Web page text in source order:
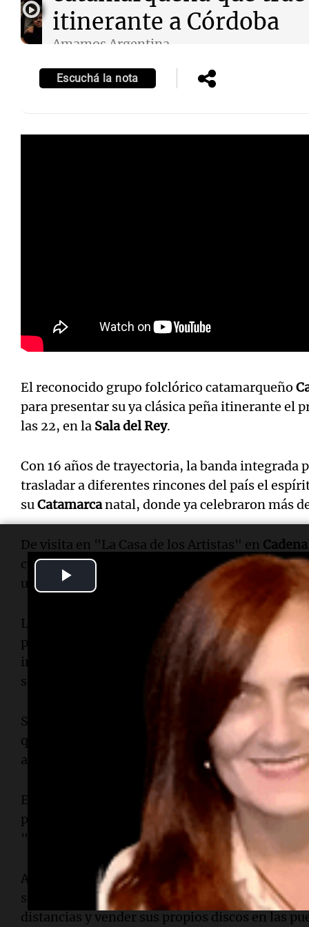
itinerante a Córdoba
Amamos Argentina
Escuchá la nota
El reconocido grupo folclórico catamarqueño
para presentar su ya clásica peña itinerante el
las 22, en la Sala del Rey.
Con 16 años de trayectoria, la banda integrada
trasladar a diferentes rincones del país el
suCatamarcanatal, donde ya celebraron más
De visita en "La Casa de los Artistas" en
conjunto, destacó que este proyecto de llevar su
un sueño fundacional, que hoy se está
La propuesta musical de Carafea
se define
profundas, pero con una fusión de sonidos
instrumentos como el bajo y la percusión que
similar a la potencia del rock.
Según explicaron sus integrantes, viven la
que les permite integrar nuevos matices,
autores diversos.
Esta mixtura permite que convivan en su
popular argentino, como "Luna cautiva", con
"peñero" que genera una conexión inmediata
Al repasar su historia, los músicos recordaron
sencillo, atravesando etapas de gran sacrificio
distancias y vender sus propios discos en las